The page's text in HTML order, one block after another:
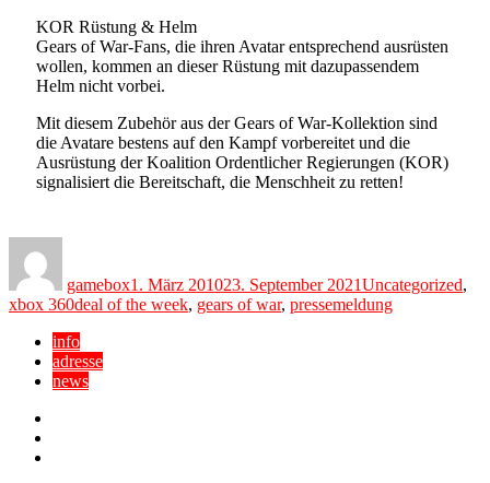
KOR Rüstung & Helm
Gears of War-Fans, die ihren Avatar entsprechend ausrüsten
wollen, kommen an dieser Rüstung mit dazupassendem
Helm nicht vorbei.
Mit diesem Zubehör aus der Gears of War-Kollektion sind
die Avatare bestens auf den Kampf vorbereitet und die
Ausrüstung der Koalition Ordentlicher Regierungen (KOR)
signalisiert die Bereitschaft, die Menschheit zu retten!
gamebox1. März 201023. September 2021Uncategorized,
xbox 360Tags
deal of the week, gears of war, pressemeldung
info
adresse
news